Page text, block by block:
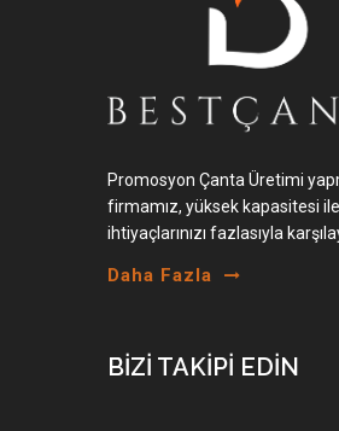
Promosyon Çanta Üretimi
firmamız, yüksek kapasitesi ile
ihtiyaçlarınızı fazlasıyla
Daha Fazla
BİZİ TAKİPİ EDİN